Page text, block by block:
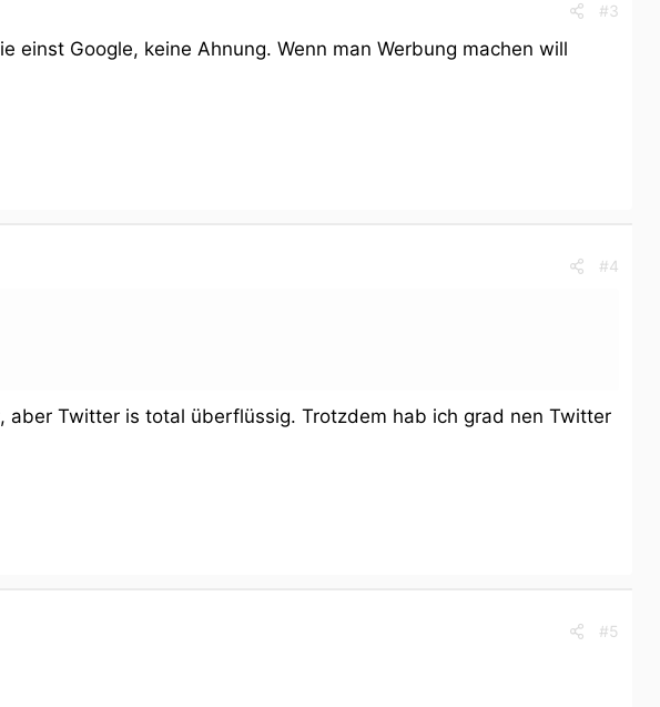
#3
einst Google, keine Ahnung. Wenn man Werbung machen will
#4
Twitter is total überflüssig. Trotzdem hab ich grad nen Twitter
#5